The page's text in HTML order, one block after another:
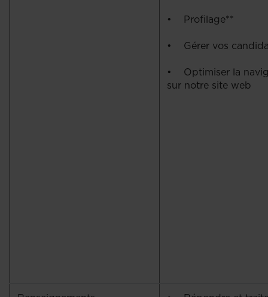
• Profilage**
• Gérer vos
• Optimiser la
sur notre site web